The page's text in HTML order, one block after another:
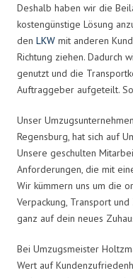
Deshalb haben wir die
kostengünstige Lösung
den LKW mit anderen
Richtung ziehen. Dadurch
genutzt und die
Auftraggeber aufgeteilt.
Unser
Regensburg, hat sich auf
Unsere geschulten
Anforderungen, die mit
Wir kümmern uns um die
Verpackung, Transport
ganz auf dein neues
Bei Umzugsmeister
Wert auf